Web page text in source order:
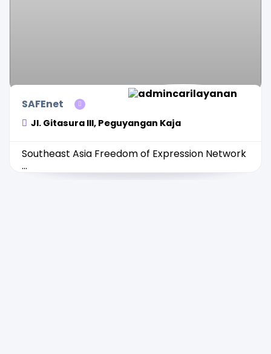
SAFEnet
Jl. Gitasura III, Peguyangan Kaja
Southeast Asia Freedom of Expression Network
...